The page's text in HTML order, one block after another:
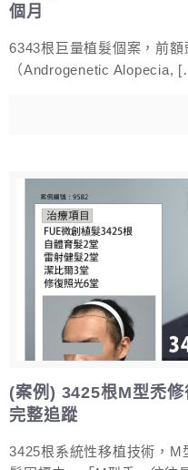
個月
6343根巨量植髮個案，前
（Androgenetic Alopecia,
(案例) 3425根M型禿
完整追蹤
3425根系統性移植技術，